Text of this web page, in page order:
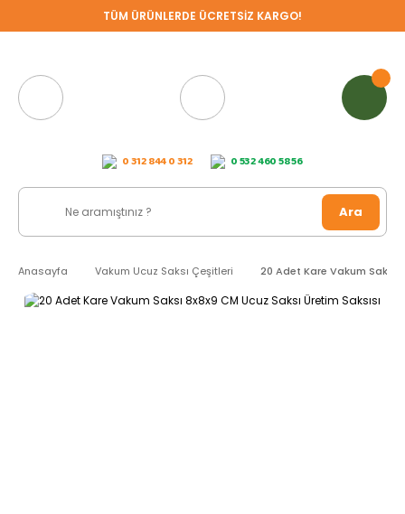
TÜM ÜRÜNLERDE ÜCRETSİZ KARGO!
0 312 844 0 312 0 532 460 58 56
Ara
Anasayfa Vakum Ucuz Saksı Çeşitleri 20 Adet Kare Vakum Saksı